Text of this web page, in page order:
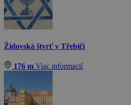
Židovská štvrť v Třebíči
176 m Viac informacií